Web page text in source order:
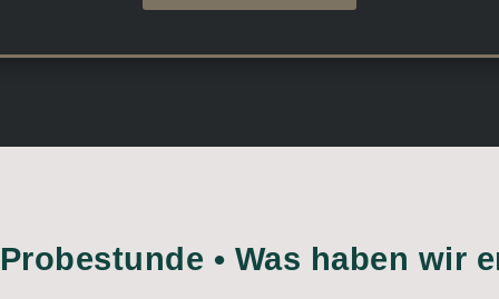
• Was haben wir